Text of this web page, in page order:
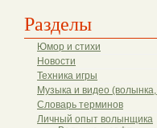
Разделы
Юмор и стихи
Новости
Техника игры
Музыка и видео
Словарь терминов
Личный опыт волынщика